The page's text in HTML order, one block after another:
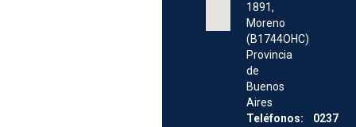
1891,
Moreno
(B1744OHC)
Provincia
de
Buenos
Aires
Teléfonos: 0237